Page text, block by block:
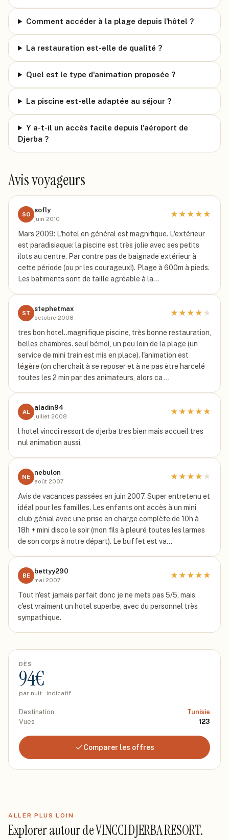
Comment accéder à la plage depuis l'hôtel ?
La restauration est-elle de qualité ?
Quel est le type d'animation proposée ?
La piscine est-elle adaptée au séjour ?
Y a-t-il un accès facile depuis l'aéroport de
Djerba ?
Avis voyageurs
SO
sofly
juin 2010
★★★★★
Mars 2009: L'hotel en général est magnifique. L'extérieur
est paradisiaque: la piscine est très jolie avec ses petits
îlots au centre. Par contre pas de baignade extérieur à
cette période (ou pr les courageux!). Plage à 600m à pieds.
Les batiments sont de taille agréable à la…
ST
stephetmax
octobre 2008
★★★★ ★
tres bon hotel..magnifique piscine, très bonne restauration,
belles chambres. seul bémol, un peu loin de la plage (un
service de mini train est mis en place). l'animation est
légère (on cherchait à se reposer et à ne pas être harcelé
toutes les 2 min par des animateurs, alors ca …
AL
aladin94
juillet 2008
★★★★★
l hotel vincci ressort de djerba tres bien mais accueil tres
nul animation aussi,
NE
nebulon
août 2007
★★★★ ★
Avis de vacances passées en juin 2007. Super entretenu et
idéal pour les familles. Les enfants ont accès à un mini
club génial avec une prise en charge complète de 10h à
18h + mini disco le soir (mon fils à pleuré toutes les larmes
de son corps à notre départ). Le buffet est va…
BE
bettyy290
mai 2007
★★★★★
Tout n'est jamais parfait donc je ne mets pas 5/5, mais
c'est vraiment un hotel superbe, avec du personnel très
sympathique.
DÈS
94€
par nuit · indicatif
Destination
Tunisie
Vues
123
Comparer les offres
ALLER PLUS LOIN
Explorer autour deVINCCI DJERBA RESORT.